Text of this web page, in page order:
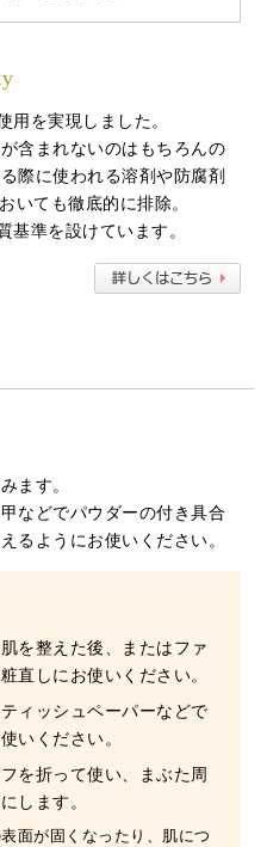
用を実現しました。
含まれないのはもちろんの
際に使われる溶剤や防腐剤
いても徹底的に排除。
基準を設けています。
ます。
などでパウダーの付き具合
るようにお使いください。
を整えた後、またはファ
直しにお使いください。
ィッシュペーパーなどで
いください。
を折って使い、まぶた周
します。
面が固くなったり、肌につ